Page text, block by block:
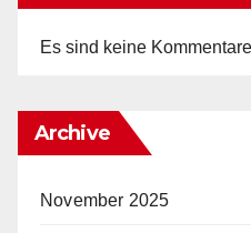
Es sind keine
Archive
November 2025